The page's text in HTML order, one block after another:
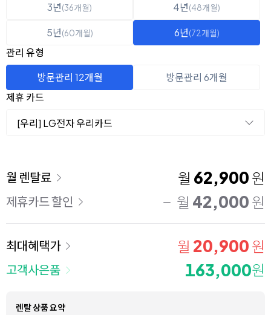
3년(36개월) 4년(48개월)
5년(60개월) 6년(72개월)
관리 유형
방문관리 12개월
방문관리 6개월
제휴 카드
[우리] LG전자 우리카드
이용 요금
월 렌탈료 월 62,900 원
제휴카드 할인 월 42,000 원
최대혜택가 월 20,900 원
고객사은품 163,000원
렌탈 상품 요약